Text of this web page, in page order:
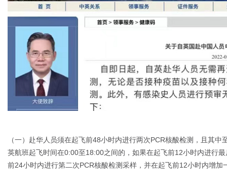
（一）赴华人员须在起飞前48小时内进行两次PCR核酸检测，且其
英航班起飞时间在0:00至18:00之间的，如果在起飞前12小时内进行
前24小时内进行第二次PCR核酸检测采样，并在起飞前12小时内增加